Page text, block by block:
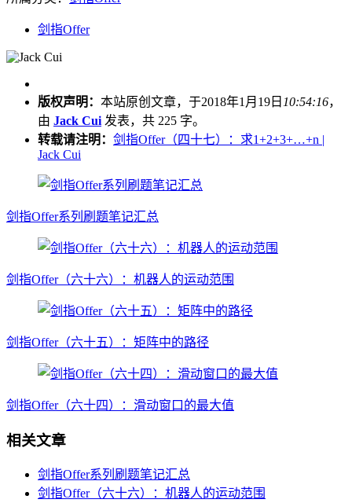
剑指Offer
版权声明： 本站原创文章，于2018年1月19日 10:54:16，
由 Jack Cui 发表，共 225 字。
转载请注明： 剑指Offer（四十七）：求1+2+3+…+n |
Jack Cui
剑指Offer系列刷题笔记汇总
剑指Offer（六十六）：机器人的运动范围
剑指Offer（六十五）：矩阵中的路径
剑指Offer（六十四）：滑动窗口的最大值
相关文章
剑指Offer系列刷题笔记汇总
剑指Offer（六十六）：机器人的运动范围